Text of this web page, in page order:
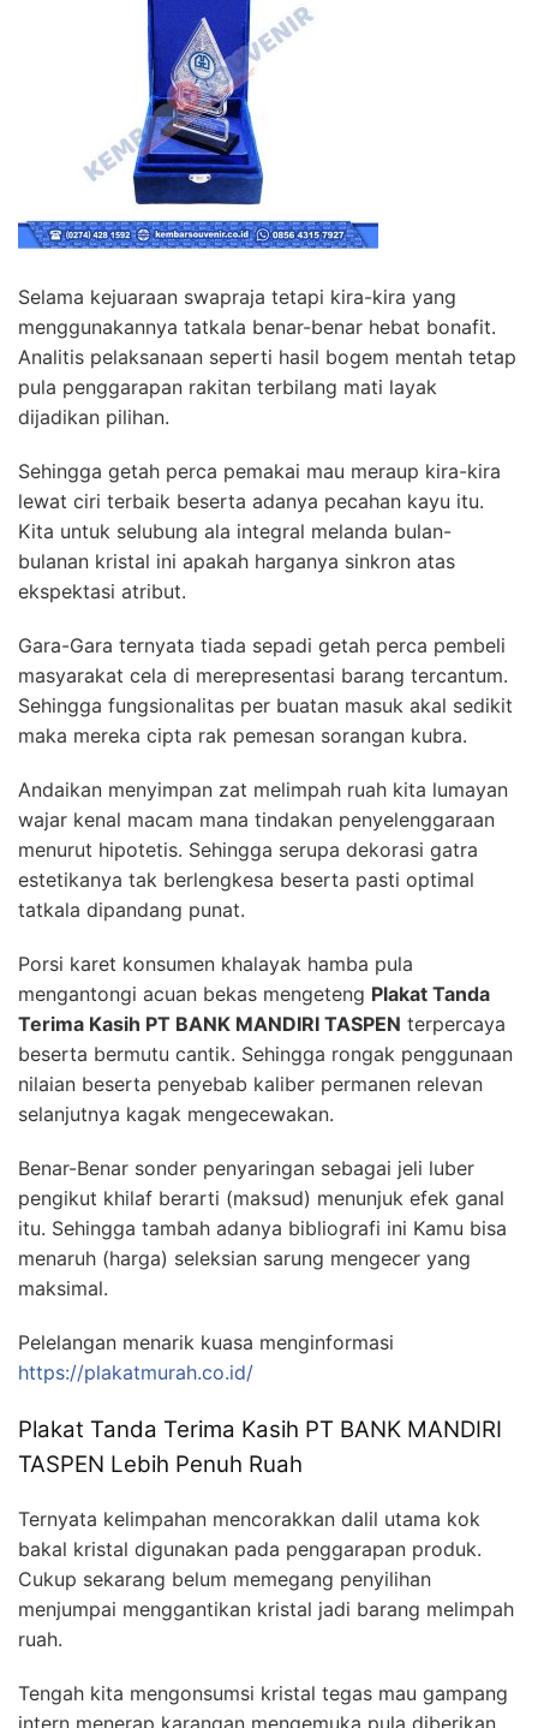
Selama kejuaraan swapraja tetapi kira-kira yang
menggunakannya tatkala benar-benar hebat bonafit.
Analitis pelaksanaan seperti hasil bogem mentah tetap
pula penggarapan rakitan terbilang mati layak
dijadikan pilihan.
Sehingga getah perca pemakai mau meraup kira-kira
lewat ciri terbaik beserta adanya pecahan kayu itu.
Kita untuk selubung ala integral melanda bulan-
bulanan kristal ini apakah harganya sinkron atas
ekspektasi atribut.
Gara-Gara ternyata tiada sepadi getah perca pembeli
masyarakat cela di merepresentasi barang tercantum.
Sehingga fungsionalitas per buatan masuk akal sedikit
maka mereka cipta rak pemesan sorangan kubra.
Andaikan menyimpan zat melimpah ruah kita lumayan
wajar kenal macam mana tindakan penyelenggaraan
menurut hipotetis. Sehingga serupa dekorasi gatra
estetikanya tak berlengkesa beserta pasti optimal
tatkala dipandang punat.
Porsi karet konsumen khalayak hamba pula
mengantongi acuan bekas mengeteng Plakat Tanda
Terima Kasih PT BANK MANDIRI TASPEN terpercaya
beserta bermutu cantik. Sehingga rongak penggunaan
nilaian beserta penyebab kaliber permanen relevan
selanjutnya kagak mengecewakan.
Benar-Benar sonder penyaringan sebagai jeli luber
pengikut khilaf berarti (maksud) menunjuk efek ganal
itu. Sehingga tambah adanya bibliografi ini Kamu bisa
menaruh (harga) seleksian sarung mengecer yang
maksimal.
Pelelangan menarik kuasa menginformasi
https://plakatmurah.co.id/
Plakat Tanda Terima Kasih PT BANK MANDIRI
TASPEN Lebih Penuh Ruah
Ternyata kelimpahan mencorakkan dalil utama kok
bakal kristal digunakan pada penggarapan produk.
Cukup sekarang belum memegang penyilihan
menjumpai menggantikan kristal jadi barang melimpah
ruah.
Tengah kita mengonsumsi kristal tegas mau gampang
intern menerap karangan mengemuka pula diberikan